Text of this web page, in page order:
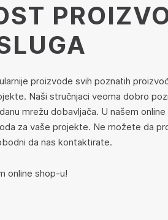
proizvode svih poznatih
Naši stručnjaci veoma dobro
mrežu dobavljača. U našem
za vaše projekte. Ne možete da
da nas kontaktirate.
online shop-u!